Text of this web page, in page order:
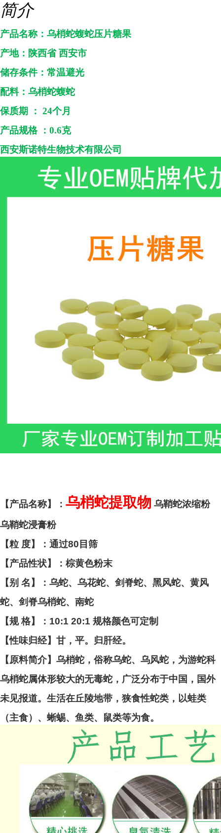
简介
产品名称： 乌梢蛇蝮蛇压片糖果
产地： 陕西省 西安市
储存条件：常温避光
配料： 乌梢蛇蝮蛇
保质期
： 24个月
产品规格
： 0.6克
西安斯诺特生物技术有限公司
【产品名称】： 乌梢蛇提取物 乌鞘蛇浓缩粉
乌鞘蛇浸膏粉
【粒 度】：通过80目筛
【产品性状】：棕黄色粉末
【别 名】：乌蛇、乌花蛇、剑脊蛇、黑风蛇、黄风
蛇、剑脊乌梢蛇、南蛇
【规 格】：10:1 20:1 规格颜色可定制
【性味归经】甘，平。归肝经。
【原料简介】乌梢蛇，俗称乌蛇、乌风蛇，为游蛇科
乌梢蛇属体形较大的无毒蛇，广泛分布于中国，国外
未见报道。生活在丘陵地带，狭食性蛇类，以蛙类
（主食）、蜥蜴、鱼类、鼠类等为食。